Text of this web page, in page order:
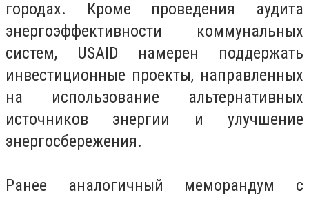
городах. Кроме проведения аудита
энергоэффективности коммунальных
систем, USAID намерен поддержать
инвестиционные проекты, направленных
на использование альтернативных
источников энергии и улучшение
энергосбережения.
Ранее аналогичный меморандум с